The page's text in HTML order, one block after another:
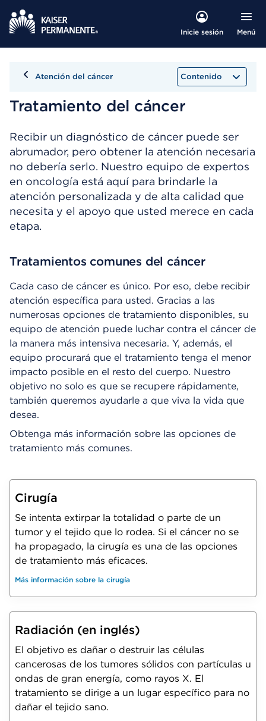
Inicie sesión Menú
Atención del cáncer Contenido
Tratamiento del cáncer
Recibir un diagnóstico de cáncer puede ser
abrumador, pero obtener la atención necesaria
no debería serlo. Nuestro equipo de expertos
en oncología está aquí para brindarle la
atención personalizada y de alta calidad que
necesita y el apoyo que usted merece en cada
etapa.
Tratamientos comunes del cáncer
Cada caso de cáncer es único. Por eso, debe recibir
atención específica para usted. Gracias a las
numerosas opciones de tratamiento disponibles, su
equipo de atención puede luchar contra el cáncer de
la manera más intensiva necesaria. Y, además, el
equipo procurará que el tratamiento tenga el menor
impacto posible en el resto del cuerpo. Nuestro
objetivo no solo es que se recupere rápidamente,
también queremos ayudarle a que viva la vida que
desea.
Obtenga más información sobre las opciones de
tratamiento más comunes.
Cirugía
Se intenta extirpar la totalidad o parte de un
tumor y el tejido que lo rodea. Si el cáncer no se
ha propagado, la cirugía es una de las opciones
de tratamiento más eficaces.
Más información sobre la cirugía
Radiación (en inglés)
El objetivo es dañar o destruir las células
cancerosas de los tumores sólidos con partículas u
ondas de gran energía, como rayos X. El
tratamiento se dirige a un lugar específico para no
dañar el tejido sano.